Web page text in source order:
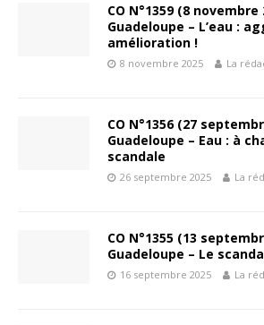
CO N°1359 (8 novembre
Guadeloupe – L’eau :
amélioration !
8 novembre 2025 La
CO N°1356 (27
Guadeloupe – Eau : à
scandale
26 septembre 2025 La
CO N°1355 (13
Guadeloupe – Le
16 septembre 2025 La